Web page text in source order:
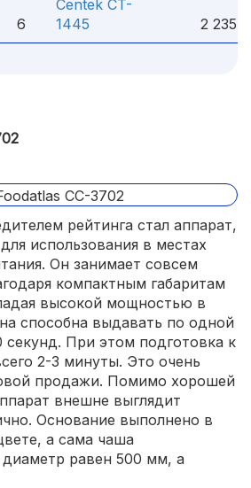
6
Centek CT-
1445
2 235 ₽
рейтинга стал аппарат,
использования в местах
Он занимает совсем
компактным габаритам
высокой мощностью в
способна выдавать по одной
При этом подготовка к
2-3 минуты. Это очень
продажи. Помимо хорошей
внешне выглядит
Основание выполнено в
а сама чаша
диаметр равен 500 мм, а